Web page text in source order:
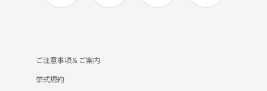
ご注意事項＆ご案内
挙式規約